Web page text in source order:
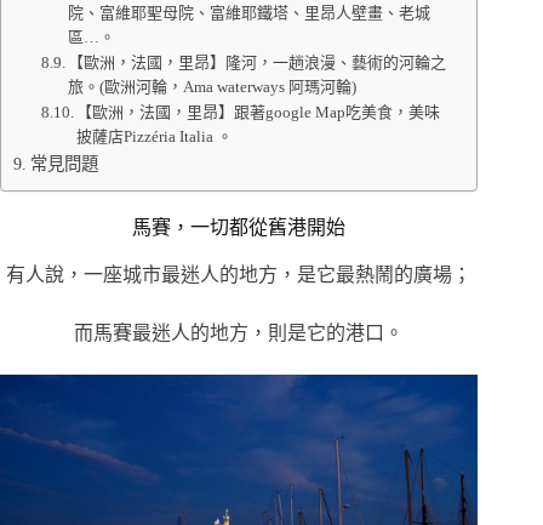
院、富維耶聖母院、富維耶鐵塔、里昂人壁畫、老城
區…。
【歐洲，法國，里昂】隆河，一趟浪漫、藝術的河輪之
旅。(‎歐洲河輪，Ama waterways 阿瑪河輪)
【歐洲，法國，里昂】跟著google Map吃美食，美味
披薩店Pizzéria Italia 。
常見問題
馬賽，一切都從舊港開始
有人說，一座城市最迷人的地方，是它最熱鬧的廣場；
而馬賽最迷人的地方，則是它的港口。